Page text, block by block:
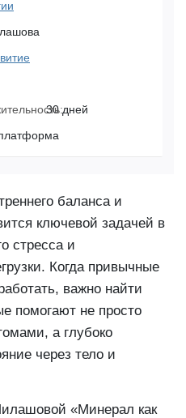
30 дней
баланса и
ключевой задачей в
стресса и
Когда привычные
важно найти
помогают не просто
а глубоко
через тело и
«Минерал как